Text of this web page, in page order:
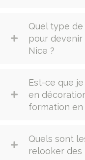
Quel type
pour
Nice ?
Est-ce que
en
formation
Quels sont
relooker des